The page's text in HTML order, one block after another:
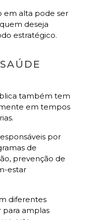
em alta pode ser
deseja
estratégico.
também tem
em tempos
por
de
prevenção de
estar
diferentes
para amplas